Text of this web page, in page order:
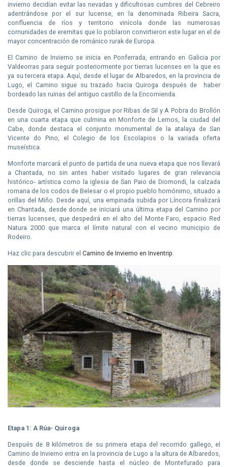
invierno decidían evitar las nevadas y dificultosas cumbres del Cebreiro
adentrándose por el sur lucense, en la denominada Ribeira Sacra,
confluencia de ríos y territorio vinícola donde las numerosas
comunidades de eremitas que lo poblaron convirtieron este lugar en el de
mayor concentración de románico rurak de Europa.
El Camino de Invierno se inicia en Ponferrada, entrando en Galicia por
Valdeorras para seguir posteriormente por tierras lucenses en la que es
ya su tercera etapa. Aquí, desde el lugar de Albaredos, en la provincia de
Lugo, el Camino sigue su trazado hacia Quiroga después de
haber
bordeado las ruinas del antiguo castillo de la Encomienda.
Desde Quiroga, el Camino prosigue por Ribas de Sil y A Pobra do Brollón
en una cuarta etapa que culmina en Monforte de Lemos, la ciudad del
Cabe, donde destaca el conjunto monumental de la atalaya de San
Vicente do Pino, el Colegio de los Escolapios o la variada oferta
museística.
Monforte marcará el punto de partida de una nueva etapa que nos llevará
a Chantada, no sin antes haber visitado lugares de gran relevancia
histórico- artística como la iglesia de San Paio de Diomondi, la calzada
romana de los codos de Belesar o el propio pueblo homónimo, situado a
orillas del Miño. Desde aquí, una empinada subida por Líncora finalizará
en Chantada, desde donde se iniciará una última etapa del Camino por
tierras lucenses, que despedirá en el alto del Monte Faro, espacio Red
Natura 2000 que marca el límite natural con el vecino municipio de
Rodeiro.
Haz clic para descubrir el Camino de Invierno en Inventrip.
Etapa 1: A Rúa- Quiroga
Después de 8 kilómetros de su primera etapa del recorrido gallego, el
Camino de Invierno entra en la provincia de Lugo a la altura de Albaredos,
desde donde se desciende hasta el núcleo de Montefurado para